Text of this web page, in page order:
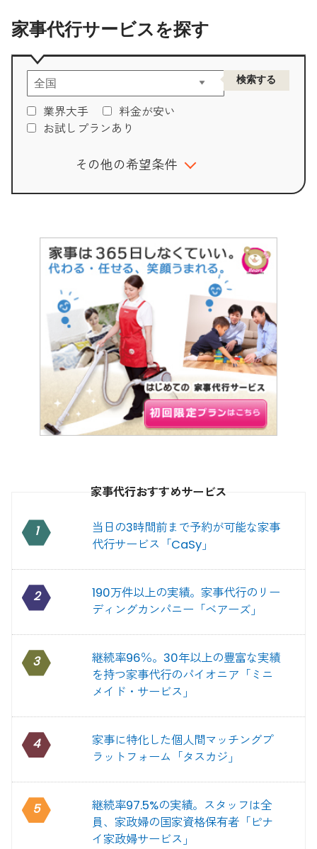
2025/3/25
ペットのお世話もお願いできる家事代行サ
ービス
2025/3/24
仕事復帰後は、ムリしない選択を。育休明
けに使いたい家事代行サービス6選
2025/3/14 仕事前も帰宅後もOK！深夜・早朝も頼め
は家事代行におまかせ
時間から頼める家事代行サービス
家事代行サービスを探す
業界大手
料金が安い
お試しプランあり
その他の希望条件
家事代行おすすめサービス
1
当日の3時間前まで予約が可能な家事
代行サービス「CaSy」
2
190万件以上の実績。家事代行のリー
ディングカンパニー「ベアーズ」
3
継続率96％。30年以上の豊富な実績
を持つ家事代行のパイオニア「ミニ
メイド・サービス」
4
家事に特化した個人間マッチングプ
ラットフォーム「タスカジ」
5
継続率97.5%の実績。スタッフは全
員、家政婦の国家資格保有者「ピナ
イ家政婦サービス」